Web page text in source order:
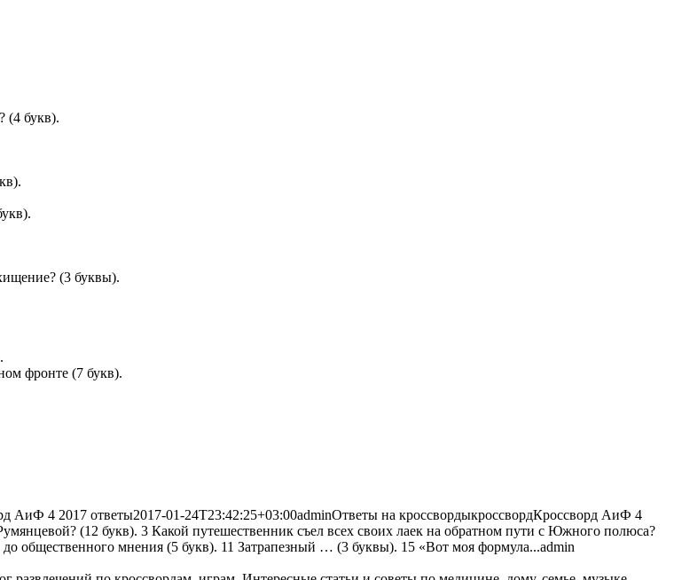
(4 букв).
(3 буквы).
фронте (7 букв).
АиФ 4 2017 ответы2017-01-24T23:42:25+03:00adminОтветы на кроссвордыкроссвордКроссворд АиФ 4
(12 букв). 3 Какой путешественник съел всех своих лаек на обратном пути с Южного полюса?
общественного мнения (5 букв). 11 Затрапезный … (3 буквы). 15 «Вот моя формула...admin